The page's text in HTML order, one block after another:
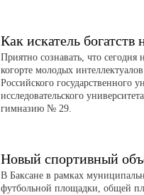
Как искатель богатств
Приятно сознавать, что
когорте молодых
Российского государственного
исследовательского
гимназию № 29.
Новый спортивный
В Баксане в рамках
футбольной площадки, общей